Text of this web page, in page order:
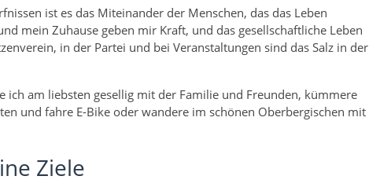
ist es das Miteinander der Menschen, das das Leben
mein Zuhause geben mir Kraft, und das gesellschaftliche Leben
in der Partei und bei Veranstaltungen sind das Salz in der
ich am liebsten gesellig mit der Familie und Freunden, kümmere
und fahre E-Bike oder wandere im schönen Oberbergischen mit
Ziele